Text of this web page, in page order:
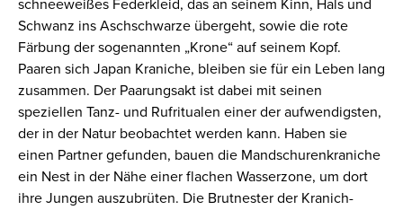
schneeweißes Federkleid, das an seinem Kinn, Hals und
Schwanz ins Aschschwarze übergeht, sowie die rote
Färbung der sogenannten „Krone“ auf seinem Kopf.
Paaren sich Japan Kraniche, bleiben sie für ein Leben lang
zusammen. Der Paarungsakt ist dabei mit seinen
speziellen Tanz- und Rufritualen einer der aufwendigsten,
der in der Natur beobachtet werden kann. Haben sie
einen Partner gefunden, bauen die Mandschurenkraniche
ein Nest in der Nähe einer flachen Wasserzone, um dort
ihre Jungen auszubrüten. Die Brutnester der Kranich-